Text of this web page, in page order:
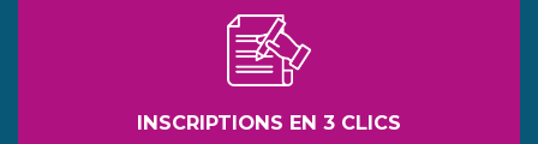
INSCRIPTIONS EN 3 CLICS